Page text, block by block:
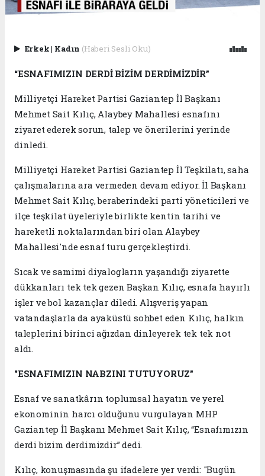
Erkek| Kadın (Haberi Sesli Oku)
“ESNAFIMIZIN DERDİ BİZİM DERDİMİZDİR”
Milliyetçi Hareket Partisi Gaziantep İl Başkanı
Mehmet Sait Kılıç, Alaybey Mahallesi esnafını
ziyaret ederek sorun, talep ve önerilerini yerinde
dinledi.
Milliyetçi Hareket Partisi Gaziantep İl Teşkilatı, saha
çalışmalarına ara vermeden devam ediyor. İl Başkanı
Mehmet Sait Kılıç, beraberindeki parti yöneticileri ve
ilçe teşkilat üyeleriyle birlikte kentin tarihi ve
hareketli noktalarından biri olan Alaybey
Mahallesi'nde esnaf turu gerçekleştirdi.
Sıcak ve samimi diyalogların yaşandığı ziyarette
dükkanları tek tek gezen Başkan Kılıç, esnafa hayırlı
işler ve bol kazançlar diledi. Alışveriş yapan
vatandaşlarla da ayaküstü sohbet eden Kılıç, halkın
taleplerini birinci ağızdan dinleyerek tek tek not
aldı.
"ESNAFIMIZIN NABZINI TUTUYORUZ"
Esnaf ve sanatkârın toplumsal hayatın ve yerel
ekonominin harcı olduğunu vurgulayan MHP
Gaziantep İl Başkanı Mehmet Sait Kılıç, “Esnafımızın
derdi bizim derdimizdir” dedi.
Kılıç, konuşmasında şu ifadelere yer verdi: "Bugün